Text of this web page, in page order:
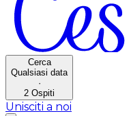
Cerca
Qualsiasi data
·
2 Ospiti
Unisciti a noi